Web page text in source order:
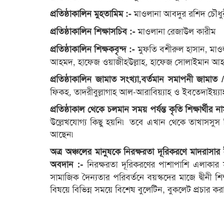
প্রতিষ্ঠাকালিন মুহতামিম :-মাওলানা আবদুর রশিদ
প্রতিষ্ঠাকালিন শিক্ষাসচিব :-মাওলানা রেজাউল কারীম
প্রতিষ্ঠাকালিন শিক্ষকবৃন্দ :-মুফতি বশীরুল হাসান,
আহমদ, হাফেজ ওয়াজীহউল্লাহ, হাফেজ সোলাইমান
প্রতিষ্ঠাকালিন জামাত সংখ্যা,বর্তমান সমাপনী
ফিকহ, তাদরীবুল্লাগাহ আল-আরাবিয়্যাহ ও
প্রতিষ্ঠাকাল থেকে চলমান সময় পর্যন্ত কৃতি
উল্লেখযোগ্য কিছু হয়নি৷ তবে এখান থেকে তাখাসসুস
আছেন৷
অত্র অঞ্চলের মানুষকে নিরক্ষরতা দূরিকরণে মাদরাসার
অবদান :-নিরক্ষরতা দূরিকরণের পাশাপাশি এলাকার
সামাজিক দৈন্যতার পরিবর্তনে বয়স্কদের মাজে দ্বীনী
বিষয়ে বিভিন্ন সময়ে বিশেষ বুলেটিন, বুকলেট প্রচার